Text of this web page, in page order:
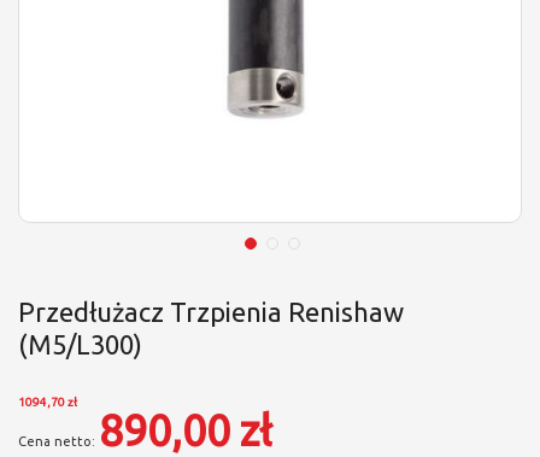
Przedłużacz Trzpienia Renishaw
(M5/L300)
1094,70 zł
890,00 zł